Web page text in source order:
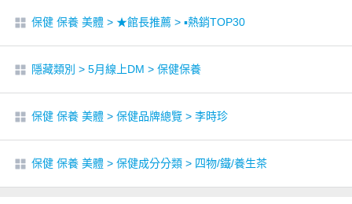
保健 保養 美體 > ★館長推薦 > ▪︎熱銷TOP30
隱藏類別 > 5月線上DM > 保健保養
保健 保養 美體 > 保健品牌總覽 > 李時珍
保健 保養 美體 > 保健成分分類 > 四物/鐵/養生茶